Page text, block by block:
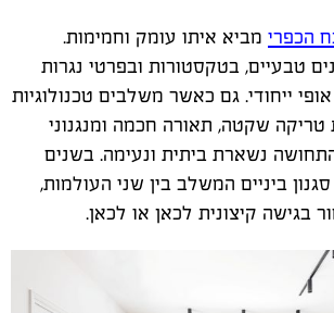
הכפרי מביא איתו עומק וחמימות.
טבעיים, בטקסטורות ובפרטי נגרות
ייחודי. גם כאשר משלבים טכנולוגיות
טריקה שקטה, תאורה חכמה ומנגנוני
נשארת ביתית ונעימה. בשנים
ביניים המשלב בין שני העולמות,
בגישה קיצונית לכאן או לכאן.